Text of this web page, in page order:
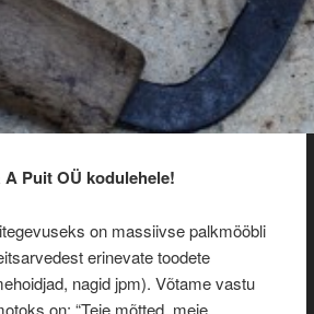
A Puit OÜ kodulehele!
on massiivse palkmööbli
erinevate toodete
nagid jpm). Võtame vastu
on: “Teie mõtted, meie